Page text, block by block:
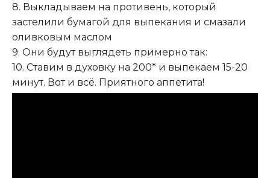
8. Выкладываем на противень, который
застелили бумагой для выпекания и смазали
оливковым маслом
9. Они будут выглядеть примерно так:
10. Ставим в духовку на 200* и выпекаем 15-20
минут. Вот и всё. Приятного аппетита!